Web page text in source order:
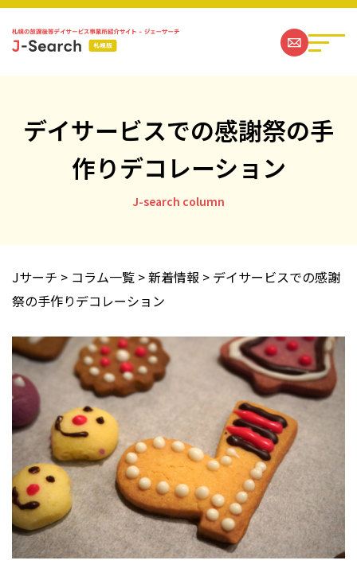
札幌の放課後等デイサービス事業所一覧
運営社情報
プライバシーポリシー
デイサービスでの感謝祭の手
作りデコレーション
J-search column
Jサーチ > コラム一覧 >新着情報 > デイサービスでの感謝
祭の手作りデコレーション